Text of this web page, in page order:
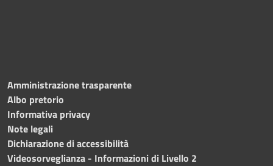
Amministrazione trasparente
Albo pretorio
Informativa privacy
Note legali
Dichiarazione di accessibilità
Videosorveglianza - Informazioni di Livello 2